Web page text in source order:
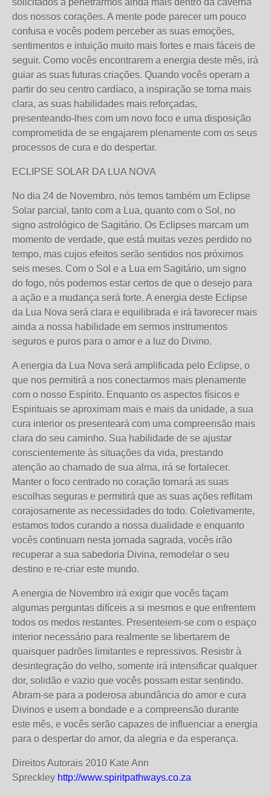
solicitados a penetrarmos ainda mais dentro da caverna
dos nossos corações. A mente pode parecer um pouco
confusa e vocês podem perceber as suas emoções,
sentimentos e intuição muito mais fortes e mais fáceis de
seguir. Como vocês encontrarem a energia deste mês, irá
guiar as suas futuras criações. Quando vocês operam a
partir do seu centro cardíaco, a inspiração se torna mais
clara, as suas habilidades mais reforçadas,
presenteando-lhes com um novo foco e uma disposição
comprometida de se engajarem plenamente com os seus
processos de cura e do despertar.
ECLIPSE SOLAR DA LUA NOVA
No dia 24 de Novembro, nós temos também um Eclipse
Solar parcial, tanto com a Lua, quanto com o Sol, no
signo astrológico de Sagitário. Os Eclipses marcam um
momento de verdade, que está muitas vezes perdido no
tempo, mas cujos efeitos serão sentidos nos próximos
seis meses. Com o Sol e a Lua em Sagitário, um signo
do fogo, nós podemos estar certos de que o desejo para
a ação e a mudança será forte. A energia deste Eclipse
da Lua Nova será clara e equilibrada e irá favorecer mais
ainda a nossa habilidade em sermos instrumentos
seguros e puros para o amor e a luz do Divino.
A energia da Lua Nova será amplificada pelo Eclipse, o
que nos permitirá a nos conectarmos mais plenamente
com o nosso Espírito. Enquanto os aspectos físicos e
Espirituais se aproximam mais e mais da unidade, a sua
cura interior os presenteará com uma compreensão mais
clara do seu caminho. Sua habilidade de se ajustar
conscientemente às situações da vida, prestando
atenção ao chamado de sua alma, irá se fortalecer.
Manter o foco centrado no coração tornará as suas
escolhas seguras e permitirá que as suas ações reflitam
corajosamente as necessidades do todo. Coletivamente,
estamos todos curando a nossa dualidade e enquanto
vocês continuam nesta jornada sagrada, vocês irão
recuperar a sua sabedoria Divina, remodelar o seu
destino e re-criar este mundo.
A energia de Novembro irá exigir que vocês façam
algumas perguntas difíceis a si mesmos e que enfrentem
todos os medos restantes. Presenteiem-se com o espaço
interior necessário para realmente se libertarem de
quaisquer padrões limitantes e repressivos. Resistir à
desintegração do velho, somente irá intensificar qualquer
dor, solidão e vazio que vocês possam estar sentindo.
Abram-se para a poderosa abundância do amor e cura
Divinos e usem a bondade e a compreensão durante
este mês, e vocês serão capazes de influenciar a energia
para o despertar do amor, da alegria e da esperança.
Direitos Autorais 2010 Kate Ann
Spreckley http://www.spiritpathways.co.za